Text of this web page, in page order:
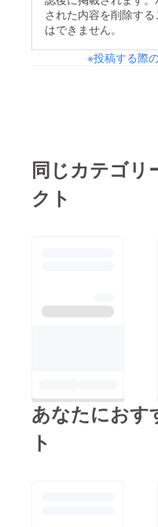
された内容を削除する
はできません。
※投稿する際
同じカテゴリ
クト
あなたにおす
ト